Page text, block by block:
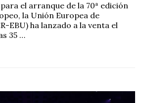
el arranque de la 70ª edición
la Unión Europea de
EBU) ha lanzado a la venta el
35 …